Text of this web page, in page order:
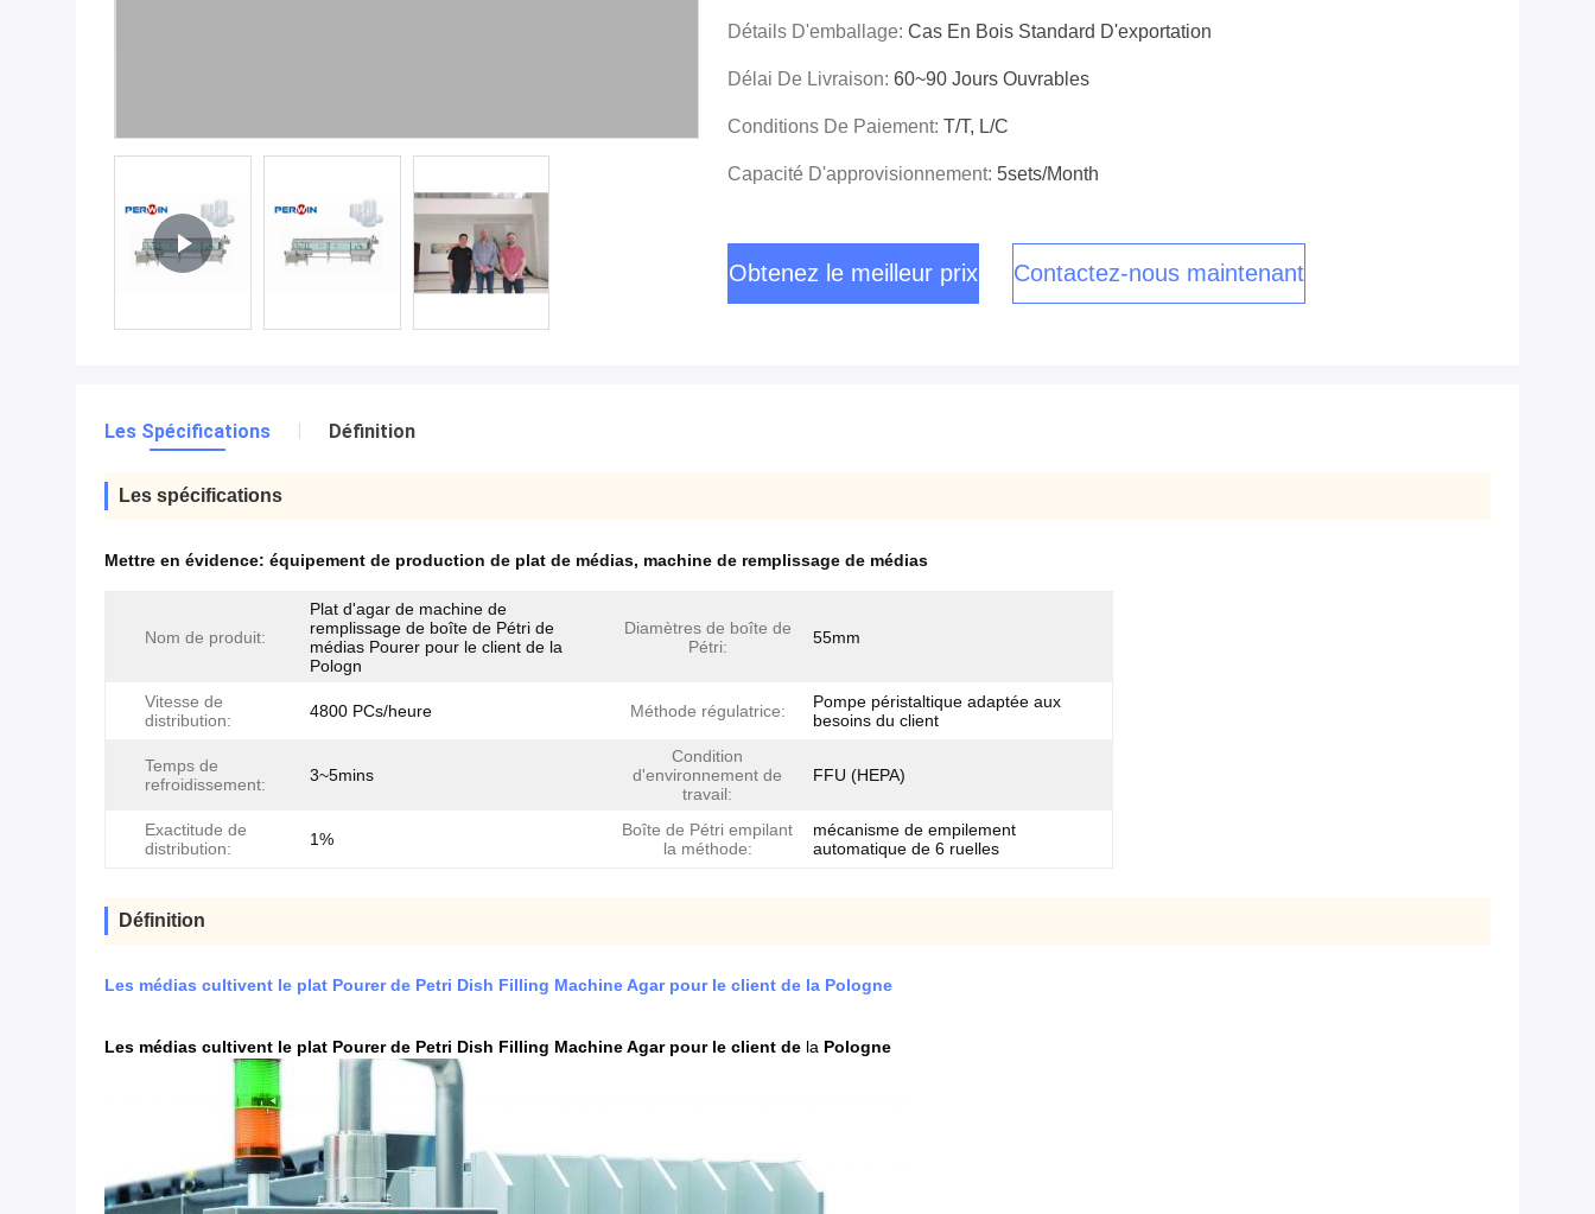
Détails D'emballage: Cas En Bois Standard D'exportation
Délai De Livraison: 60~90 Jours Ouvrables
Conditions De Paiement: T/T, L/C
Capacité D'approvisionnement: 5sets/month
Obtenez le meilleur prix Contactez-nous maintenant
Les Spécifications Définition
Les spécifications
Mettre en évidence: équipement de production de plat de médias, machine de remplissage de médias
Nom de produit:
Plat d'agar de machine de
remplissage de boîte de Pétri de
médias Pourer pour le client de la
Pologn
Diamètres de boîte de
Pétri:
55mm
Vitesse de
distribution:
4800 PCs/heure Méthode régulatrice:
Pompe péristaltique adaptée aux
besoins du client
Temps de
refroidissement:
3~5mins
Condition
d'environnement de
travail:
FFU (HEPA)
Exactitude de
distribution:
1%
Boîte de Pétri empilant
la méthode:
mécanisme de empilement
automatique de 6 ruelles
Définition
Les médias cultivent le plat Pourer de Petri Dish Filling Machine Agar pour le client de la Pologne
Les médias cultivent le plat Pourer de Petri Dish Filling Machine Agar pour le client de la Pologne